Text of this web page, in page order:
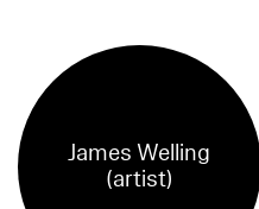
James Welling
(artist)